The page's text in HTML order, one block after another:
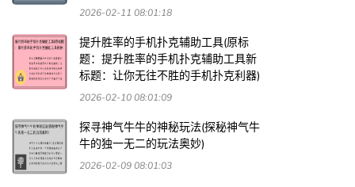
2026-02-11 08:01:18
提升胜率的手机扑克辅助工具(原标
题：提升胜率的手机扑克辅助工具新
标题：让你无往不胜的手机扑克利器)
2026-02-10 08:01:09
探寻神气牛牛的神秘玩法(探秘神气牛
牛的独一无二的玩法奥妙)
2026-02-09 08:01:03